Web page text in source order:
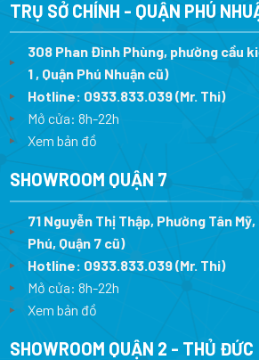
TRỤ SỞ CHÍNH - QUẬN PHÚ
308 Phan Đình Phùng, phường cầu
1 , Quận Phú Nhuận cũ)
Hotline: 0933.833.039(Mr. Thi)
Mở cửa: 8h-22h
Xem bản đồ
SHOWROOM QUẬN 7
71 Nguyễn Thị Thập, Phường Tân
Phú, Quận 7 cũ)
Hotline: 0933.833.039(Mr. Thi)
Mở cửa: 8h-22h
Xem bản đồ
SHOWROOM QUẬN 2 - THỦ ĐỨC